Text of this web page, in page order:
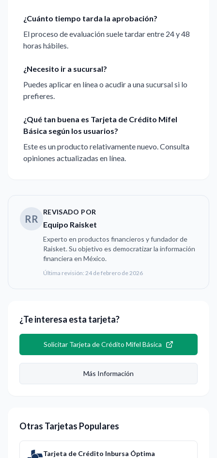
¿Cuánto tiempo tarda la aprobación?
El proceso de evaluación suele tardar entre 24 y 48
horas hábiles.
¿Necesito ir a sucursal?
Puedes aplicar en línea o acudir a una sucursal si lo
prefieres.
¿Qué tan buena es Tarjeta de Crédito Mifel
Básica según los usuarios?
Este es un producto relativamente nuevo. Consulta
opiniones actualizadas en línea.
RR
REVISADO POR
Equipo Raisket
Experto en productos financieros y fundador de
Raisket. Su objetivo es democratizar la información
financiera en México.
Última revisión: 24 de febrero de 2026
¿Te interesa esta tarjeta?
Solicitar Tarjeta de Crédito Mifel Básica
Más Información
Otras Tarjetas Populares
Tarjeta de Crédito Inbursa Óptima